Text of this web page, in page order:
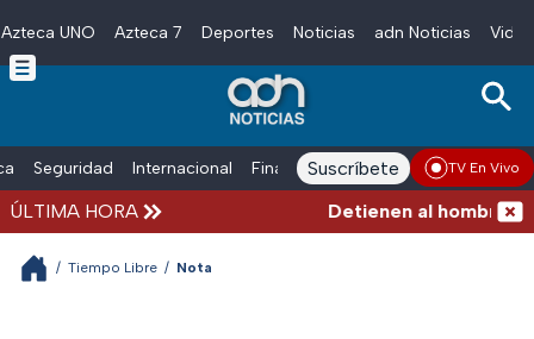
Skip to main content
Azteca UNO Azteca 7 Deportes Noticias adn Noticias
Seguridad Internacional Finanzas adn Noticias Radio
Suscríbete TV En Vivo
ÚLTIMA HORA Detienen al hombre
/ Tiempo Libre / Nota